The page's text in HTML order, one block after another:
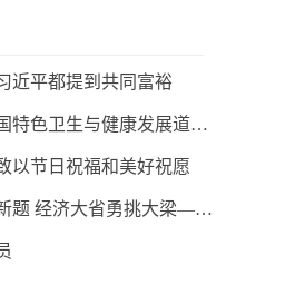
近平都提到共同富裕
习近平：坚定不移走中国特色卫生与健康发展道路 推动“十五五”时期健康中国建设取得决定性进展
以节日祝福和美好祝愿
时政两会说丨探新路解新题 经济大省勇挑大梁——总书记同全国人大代表共商国是